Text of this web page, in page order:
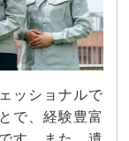
ッショナルで
で、経験豊富